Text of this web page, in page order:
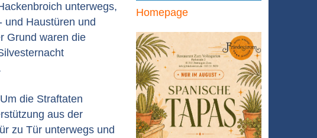
unterwegs,
und Haustüren und
Grund waren die
die Straftaten
aus der
zu Tür unterwegs und
Homepage